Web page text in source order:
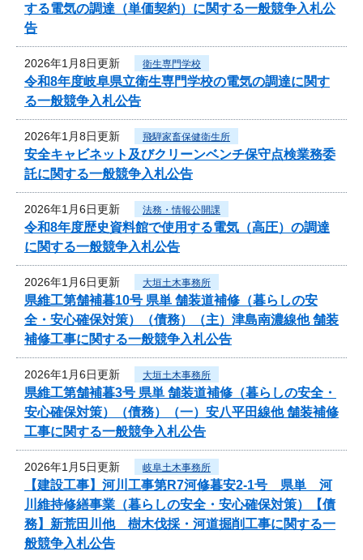
する電気の調達（単価契約）に関する一般競争入札公
告
2026年1月8日更新 衛生専門学校
令和8年度岐阜県立衛生専門学校の電気の調達に関す
る一般競争入札公告
2026年1月8日更新 飛騨家畜保健衛生所
安全キャビネット及びクリーンベンチ保守点検業務委
託に関する一般競争入札公告
2026年1月6日更新 法務・情報公開課
令和8年度歴史資料館で使用する電気（高圧）の調達
に関する一般競争入札公告
2026年1月6日更新 大垣土木事務所
県維工第舗補暮10号 県単 舗装道補修（暮らしの安
全・安心確保対策）（債務）（主）津島南濃線他 舗装
補修工事に関する一般競争入札公告
2026年1月6日更新 大垣土木事務所
県維工第舗補暮3号 県単 舗装道補修（暮らしの安全・
安心確保対策）（債務）（一）安八平田線他 舗装補修
工事に関する一般競争入札公告
2026年1月5日更新 岐阜土木事務所
【建設工事】河川工事第R7河修暮安2-1号 県単 河
川維持修繕事業（暮らしの安全・安心確保対策）【債
務】新荒田川他 樹木伐採・河道掘削工事に関する一
般競争入札公告